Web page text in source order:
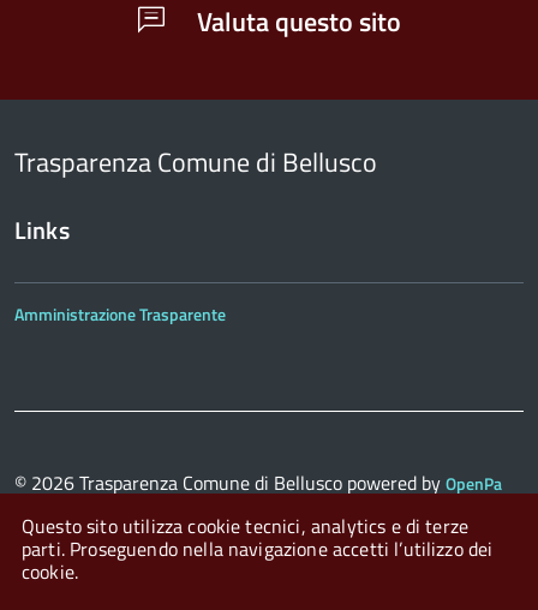
Valuta questo sito
Trasparenza Comune di Bellusco
Links
Amministrazione Trasparente
© 2026Trasparenza Comune di Bellusco powered byOpenPa
Questo sito utilizza cookie tecnici, analytics e di terze
parti. Proseguendo nella navigazione accetti l’utilizzo dei
cookie.